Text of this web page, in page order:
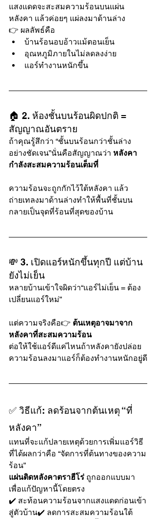
แสงแดดจะสะสมความร้อนบนแผ่น
หลังคา แล้วค่อยๆ แผ่ลงมาด้านล่าง
👉 ผลลัพธ์คือ
บ้านร้อนอบอ้าวแม้ตอนเย็น
อุณหภูมิภายในไม่ลดลงง่าย
แอร์ทำงานหนักขึ้น
🏠 2. ห้องชั้นบนร้อนผิดปกติ =
สัญญาณอันตราย
ถ้าคุณรู้สึกว่า “ชั้นบนร้อนกว่าชั้นล่าง
อย่างชัดเจน”นั่นคือสัญญาณว่า หลังคา
กำลังสะสมความร้อนเต็มที่
ความร้อนจะถูกกักไว้ใต้หลังคา แล้ว
ถ่ายเทลงมาด้านล่างทำให้พื้นที่ชั้นบน
กลายเป็นจุดที่ร้อนที่สุดของบ้าน
💸 3. เปิดแอร์หนักขึ้นทุกปี แต่บ้าน
ยังไม่เย็น
หลายบ้านเข้าใจผิดว่า“แอร์ไม่เย็น = ต้อง
เปลี่ยนแอร์ใหม่”
แต่ความจริงคือ👉 ต้นเหตุอาจมาจาก
หลังคาที่สะสมความร้อน
ต่อให้ใช้แอร์ดีแค่ไหนถ้าหลังคายังปล่อย
ความร้อนลงมาแอร์ก็ต้องทำงานหนักอยู่ดี
✅ วิธีแก้: ลดร้อนจากต้นเหตุ “ที่
หลังคา”
แทนที่จะแก้ปลายเหตุด้วยการเพิ่มแอร์วิธี
ที่ได้ผลกว่าคือ “จัดการที่ต้นทางของความ
ร้อน”
แผ่นติดหลังคาตราฮีโร่ ถูกออกแบบมา
เพื่อแก้ปัญหานี้โดยตรง
✔️ สะท้อนความร้อนจากแสงแดดก่อนเข้า
สู่ตัวบ้าน✔️ ลดการสะสมความร้อนใต้